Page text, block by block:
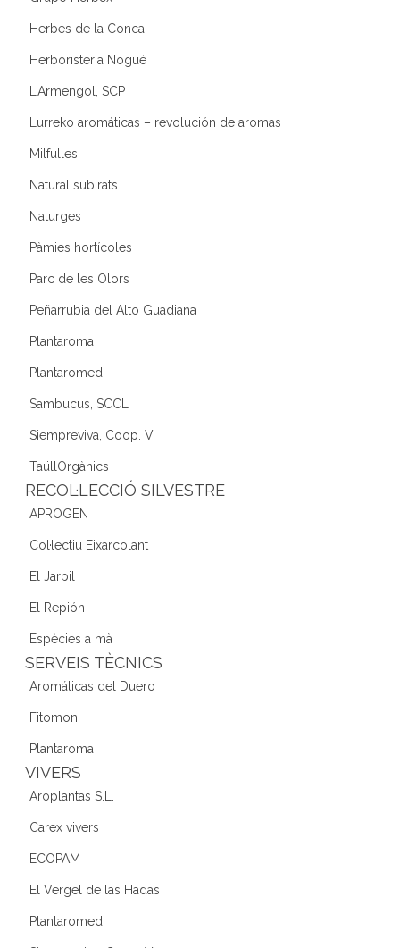
Herbes de la Conca
Herboristeria Nogué
L'Armengol, SCP
Lurreko aromáticas – revolución de aromas
Milfulles
Natural subirats
Naturges
Pàmies hortícoles
Parc de les Olors
Peñarrubia del Alto Guadiana
Plantaroma
Plantaromed
Sambucus, SCCL
Siempreviva, Coop. V.
TaüllOrgànics
RECOL·LECCIÓ SILVESTRE
APROGEN
Col·lectiu Eixarcolant
El Jarpil
El Repión
Espècies a mà
SERVEIS TÈCNICS
Aromáticas del Duero
Fitomon
Plantaroma
VIVERS
Aroplantas S.L.
Carex vivers
ECOPAM
El Vergel de las Hadas
Plantaromed